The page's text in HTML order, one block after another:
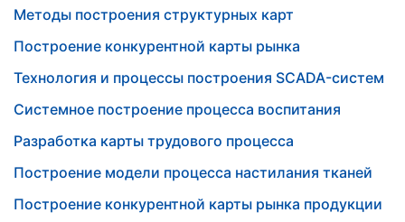
Методы построения структурных карт
Построение конкурентной карты рынка
Технология и процессы построения SCADA-систем
Системное построение процесса воспитания
Разработка карты трудового процесса
Построение модели процесса настилания тканей
Построение конкурентной карты рынка продукции